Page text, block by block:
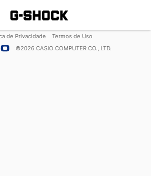
de Privacidade
Termos de Uso
©2026 CASIO COMPUTER CO., LTD.